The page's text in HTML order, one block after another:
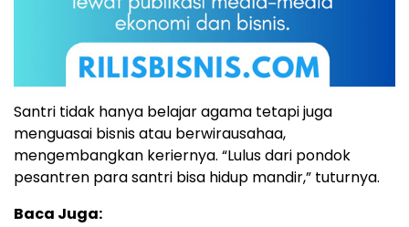
Santri tidak hanya belajar agama tetapi juga
menguasai bisnis atau berwirausahaa,
mengembangkan keriernya. “Lulus dari pondok
pesantren para santri bisa hidup mandir,” tuturnya.
Baca Juga: